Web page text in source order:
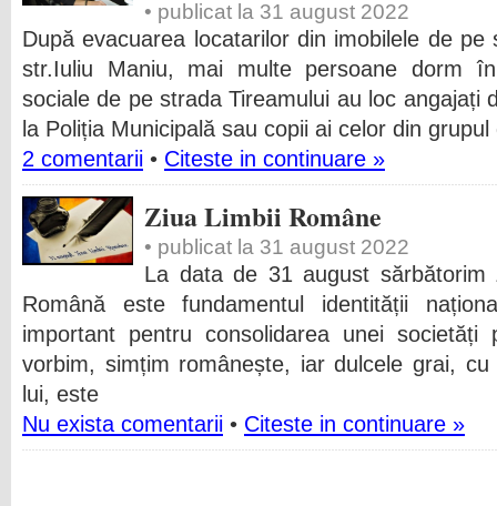
• publicat la 31 august 2022
După evacuarea locatarilor din imobilele de
str.Iuliu Maniu, mai multe persoane dorm
sociale de pe strada Tireamului au loc angajați
la Poliția Municipală sau copii ai celor din
2 comentarii • Citeste in continuare »
Ziua Limbii Române
• publicat la 31 august 2022
La data de 31 august sărbătorim
Română este fundamentul identității
important pentru consolidarea unei societăți
vorbim, simțim românește, iar dulcele grai,
lui, este
Nu exista comentarii • Citeste in continuare »